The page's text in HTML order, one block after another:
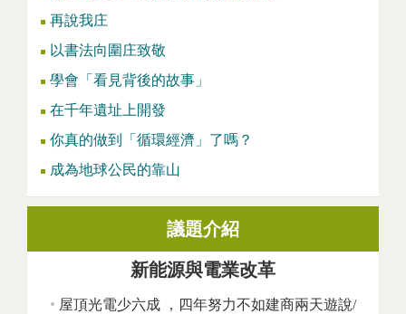
再說我庄
以書法向圍庄致敬
學會「看見背後的故事」
在千年遺址上開發
你真的做到「循環經濟」了嗎？
成為地球公民的靠山
議題介紹
新能源與電業改革
屋頂光電少六成 ，四年努力不如建商兩天遊說/